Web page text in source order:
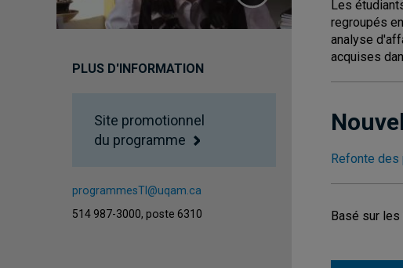
PLUS D'INFORMATION
Site promotionnel
du programme
programmesTI@uqam.ca
514 987-3000, poste 6310
Les
regroupés
analyse
acquises
Refonte des
Basé sur